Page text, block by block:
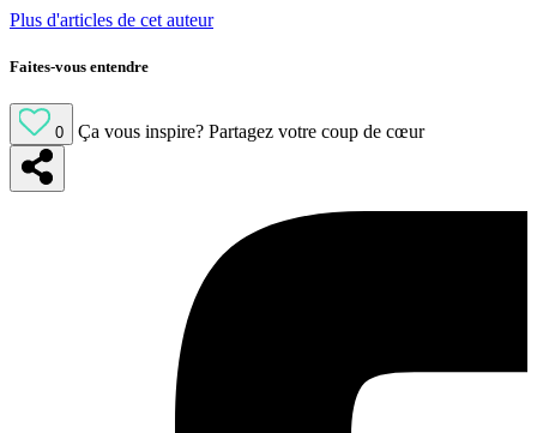
Plus d'articles de cet auteur
Faites-vous entendre
0 Ça vous inspire? Partagez votre coup de cœur